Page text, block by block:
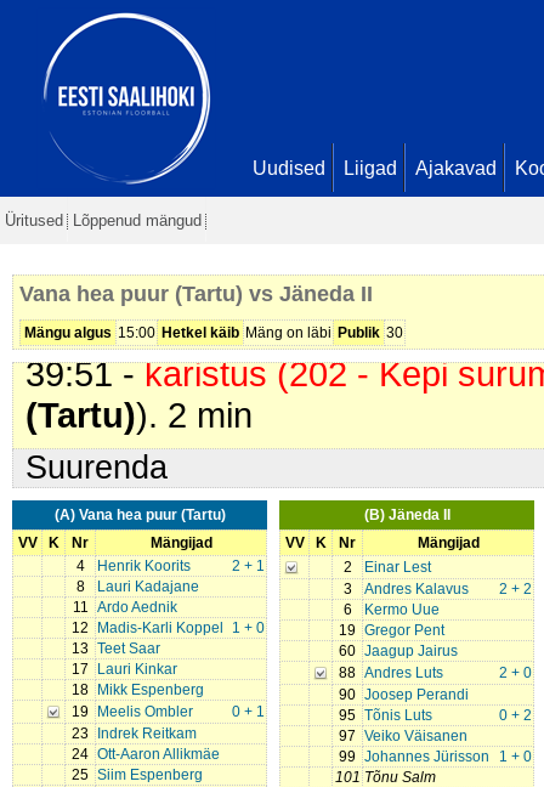
Uudised Liigad Ajakavad
Üritused Lõppenud mängud
Vana hea puur (Tartu) vs Jäneda II
Mängu algus 15:00 Hetkel käib Mäng on läbi Publik 30
26:49 -
värav
27:13 -värav
Koorits. Seis
27:59 - värav . Andres Luts (
5
Ombler. Seis3 - 5
39:27 -värav. Madis-Karli
39:51 -karistus (202 - Kepi
(Tartu)). 2 min
Suurenda
(A) Vana hea puur (Tartu)
VV
K Nr
Mängijad
4
2 + 1
Henrik Koorits
8
Lauri Kadajane
11 Ardo Aednik
12
1 + 0
Madis-Karli Koppel
13 Teet Saar
17
Lauri Kinkar
18
Mikk Espenberg
19
0 + 1
Meelis Ombler
23
Indrek Reitkam
24 Ott-Aaron Allikmäe
25 Siim Espenberg
(B) Jäneda II
VV
K Nr
Mängijad
2
Einar Lest
3
2 + 2
Andres Kalavus
6
Kermo Uue
19 Gregor Pent
60 Jaagup Jairus
88
2 + 0
Andres Luts
90 Joosep Perandi
95
0 + 2
Tõnis Luts
97 Veiko Väisanen
99
1 + 0
Johannes Jürisson
101 Tõnu Salm